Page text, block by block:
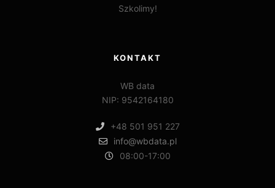
Szkolimy!
KONTAKT
WB data
NIP: 9542164180
+48 501 951 227
info@wbdata.pl
08:00-17:00